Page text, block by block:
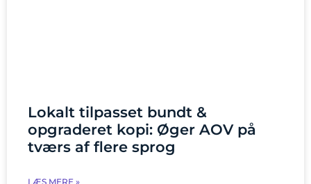
Lokalt tilpasset bundt &
opgraderet kopi: Øger AOV på
tværs af flere sprog
LÆS MERE »